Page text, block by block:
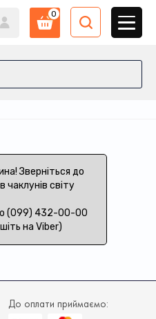
0
Зверніться до
чаклунів світу
(099) 432-00-00
на Viber)
До оплати приймаємо: